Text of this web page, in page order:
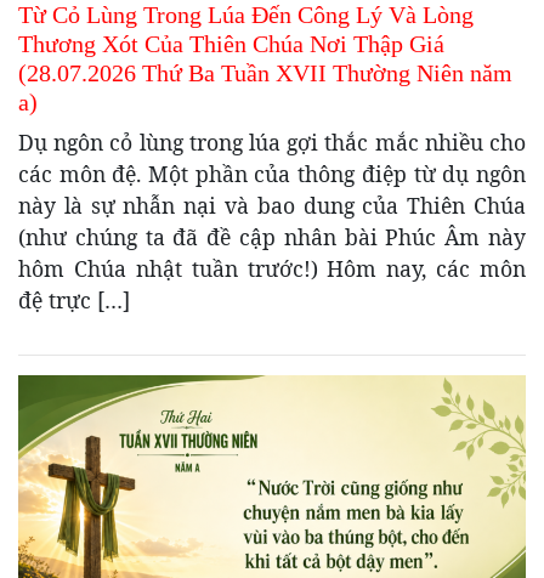
Từ Cỏ Lùng Trong Lúa Đến Công Lý Và Lòng
Thương Xót Của Thiên Chúa Nơi Thập Giá
(28.07.2026 Thứ Ba Tuần XVII Thường Niên năm
a)
Dụ ngôn cỏ lùng trong lúa gợi thắc mắc nhiều cho
các môn đệ. Một phần của thông điệp từ dụ ngôn
này là sự nhẫn nại và bao dung của Thiên Chúa
(như chúng ta đã đề cập nhân bài Phúc Âm này
hôm Chúa nhật tuần trước!) Hôm nay, các môn
đệ trực […]